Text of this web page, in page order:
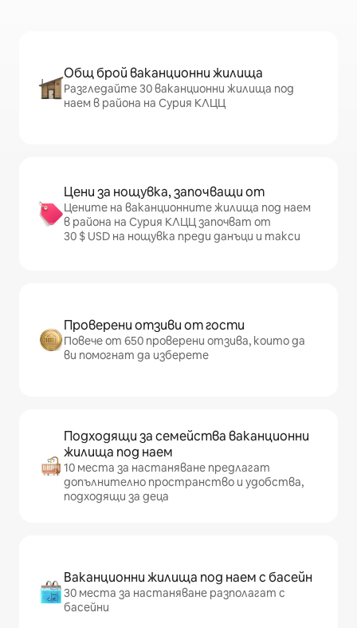
Общ брой ваканционни жилища
Разгледайте 30 ваканционни жилища под
наем в района на Сурия КЛЦЦ
Цени за нощувка, започващи от
Цените на ваканционните жилища под наем
в района на Сурия КЛЦЦ започват от
30 $ USD на нощувка преди данъци и такси
Проверени отзиви от гости
Повече от 650 проверени отзива, които да
ви помогнат да изберете
Подходящи за семейства ваканционни
жилища под наем
10 места за настаняване предлагат
допълнително пространство и удобства,
подходящи за деца
Ваканционни жилища под наем с басейн
30 места за настаняване разполагат с
басейни